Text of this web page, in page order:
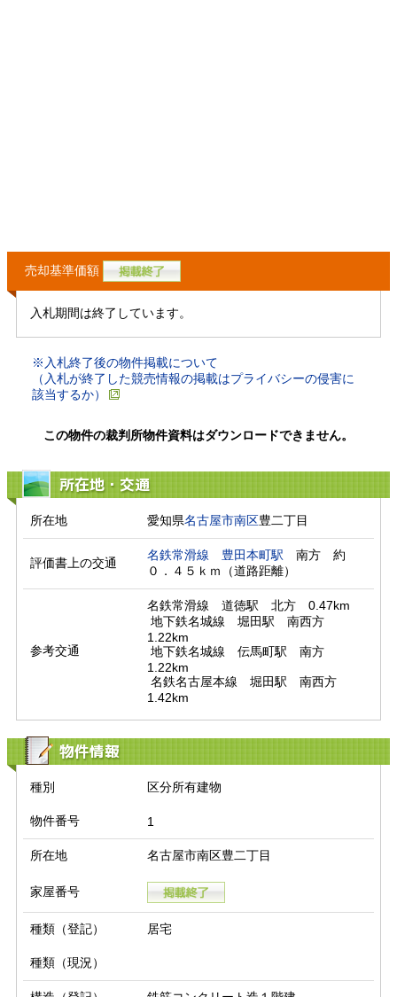
売却基準価額
入札期間は終了しています。
※入札終了後の物件掲載について
（入札が終了した競売情報の掲載はプライバシーの侵害に
該当するか）
この物件の裁判所物件資料はダウンロードできません。
所在地・交通
所在地 愛知県名古屋市南区豊二丁目
評価書上の交通
名鉄常滑線 豊田本町駅 南方　約
０．４５ｋｍ（道路距離）
参考交通
名鉄常滑線　道徳駅　北方　0.47km
1.22km
1.22km
1.42km
物件情報
種別 区分所有建物
物件番号 1
所在地 名古屋市南区豊二丁目
家屋番号
種類（登記） 居宅
種類（現況）